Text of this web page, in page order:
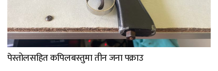
पेस्तोलसहित कपिलबस्तुमा तीन जना पक्राउ